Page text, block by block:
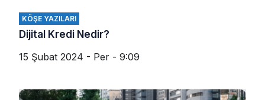
KÖŞE YAZILARI
Dijital Kredi Nedir?
15 Şubat 2024 - Per - 9:09